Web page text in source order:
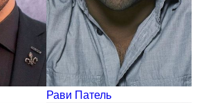
Рави Патель